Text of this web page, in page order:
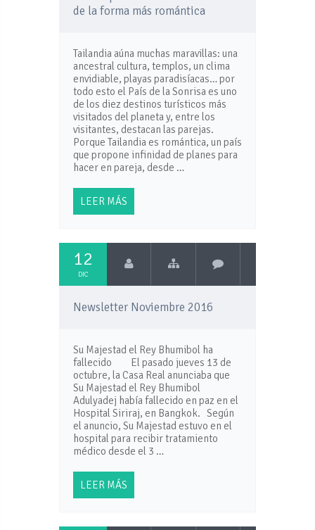
de la forma más romántica
Tailandia aúna muchas maravillas: una
ancestral cultura, templos, un clima
envidiable, playas paradisíacas… por
todo esto el País de la Sonrisa es uno
de los diez destinos turísticos más
visitados del planeta y, entre los
visitantes, destacan las parejas.
Porque Tailandia es romántica, un país
que propone infinidad de planes para
hacer en pareja, desde …
LEER MÁS
12
DIC
Newsletter Noviembre 2016
Su Majestad el Rey Bhumibol ha
fallecido El pasado jueves 13 de
octubre, la Casa Real anunciaba que
Su Majestad el Rey Bhumibol
Adulyadej había fallecido en paz en el
Hospital Siriraj, en Bangkok. Según
el anuncio, Su Majestad estuvo en el
hospital para recibir tratamiento
médico desde el 3 …
LEER MÁS